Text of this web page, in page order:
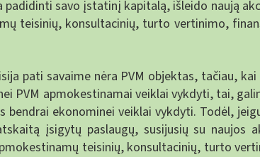
savo įstatinį kapitalą, išleido naują
teisinių, konsultacinių, turto vertinimo,
pati savaime nėra PVM objektas, tačiau, kai
PVM apmokestinamai veiklai vykdyti, tai,
bendrai ekonominei veiklai vykdyti. Todėl,
įsigytų paslaugų, susijusių su naujos
teisinių, konsultacinių, turto